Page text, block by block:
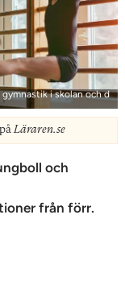
i skolan och d
Läraren.se
och
från förr.